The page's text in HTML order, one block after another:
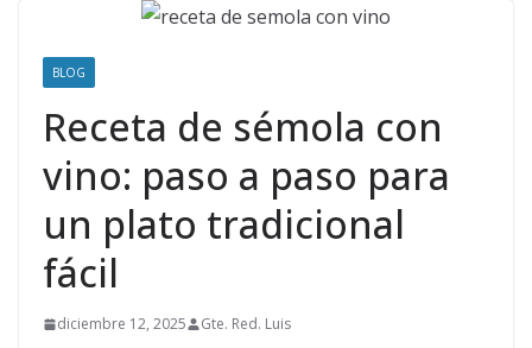
BLOG
Receta de sémola con
vino: paso a paso para
un plato tradicional
fácil
diciembre 12, 2025 Gte. Red. Luis